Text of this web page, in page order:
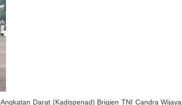
Darat (Kadispenad) Brigjen TNI Candra Wijaya